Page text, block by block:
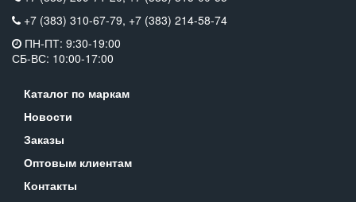
+7 (383) 310-67-79, +7 (383) 214-58-74
ПН-ПТ: 9:30-19:00
СБ-ВС: 10:00-17:00
Каталог по маркам
Новости
Заказы
Оптовым клиентам
Контакты